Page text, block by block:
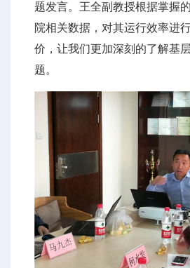
题发言。王全副教授根据掌握
院相关数据，对其运行效率进
价，让我们更加深刻的了解基
题。